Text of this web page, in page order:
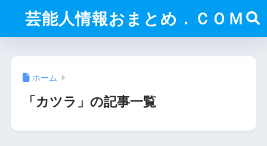
芸能人情報おまとめ．ＣＯＭ
ホーム
「カツラ」の記事一覧